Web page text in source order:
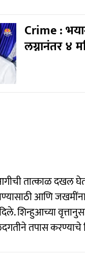
Crime :
लग्नानंतर ४
तात्काळ दखल
आणि
शिन्हुआच्या
तपास करण्याचे